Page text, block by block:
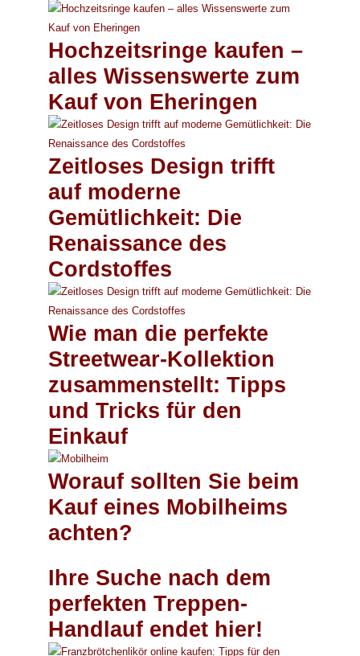
Hochzeitsringe kaufen –
alles Wissenswerte zum
Kauf von Eheringen
Zeitloses Design trifft
auf moderne
Gemütlichkeit: Die
Renaissance des
Cordstoffes
Wie man die perfekte
Streetwear-Kollektion
zusammenstellt: Tipps
und Tricks für den
Einkauf
Worauf sollten Sie beim
Kauf eines Mobilheims
achten?
Ihre Suche nach dem
perfekten Treppen-
Handlauf endet hier!